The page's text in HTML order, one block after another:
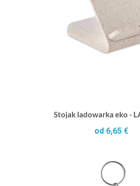
Stojak ladowarka eko -
od 6,65 €